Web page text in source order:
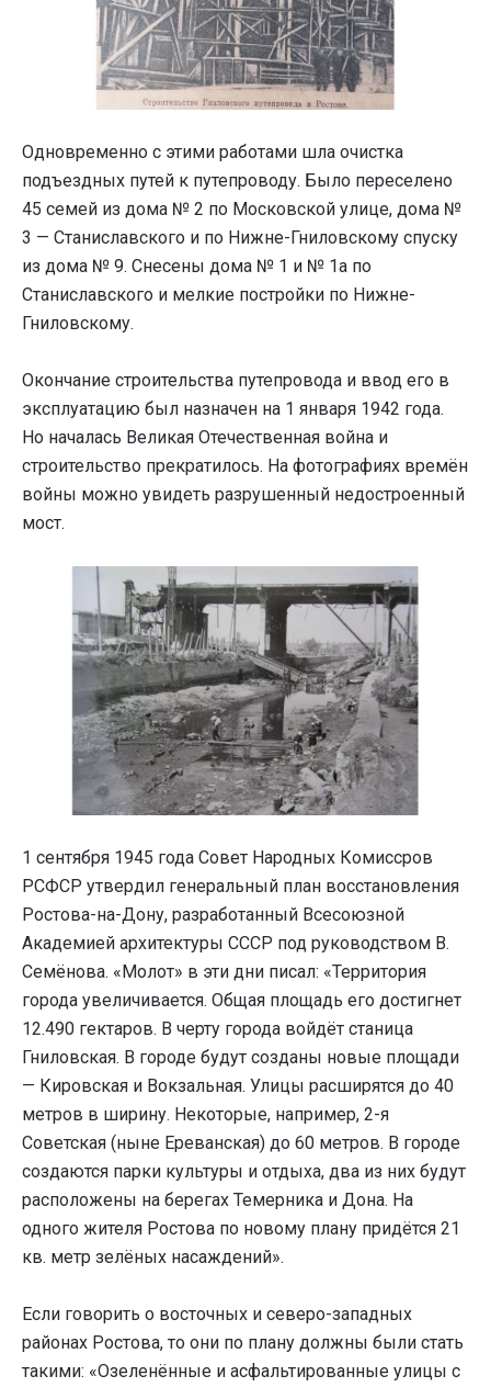
Одновременно с этими работами шла очистка
подъездных путей к путепроводу. Было переселено
45 семей из дома № 2 по Московской улице, дома №
3 — Станиславского и по Нижне-Гниловскому спуску
из дома № 9. Снесены дома № 1 и № 1а по
Станиславского и мелкие постройки по Нижне-
Гниловскому.
Окончание строительства путепровода и ввод его в
эксплуатацию был назначен на 1 января 1942 года.
Но началась Великая Отечественная война и
строительство прекратилось. На фотографиях времён
войны можно увидеть разрушенный недостроенный
мост.
1 сентября 1945 года Совет Народных Комиссров
РСФСР утвердил генеральный план восстановления
Ростова-на-Дону, разработанный Всесоюзной
Академией архитектуры СССР под руководством В.
Семёнова. «Молот» в эти дни писал: «Территория
города увеличивается. Общая площадь его достигнет
12.490 гектаров. В черту города войдёт станица
Гниловская. В городе будут созданы новые площади
— Кировская и Вокзальная. Улицы расширятся до 40
метров в ширину. Некоторые, например, 2-я
Советская (ныне Ереванская) до 60 метров. В городе
создаются парки культуры и отдыха, два из них будут
расположены на берегах Темерника и Дона. На
одного жителя Ростова по новому плану придётся 21
кв. метр зелёных насаждений».
Если говорить о восточных и северо-западных
районах Ростова, то они по плану должны были стать
такими: «Озеленённые и асфальтированные улицы с